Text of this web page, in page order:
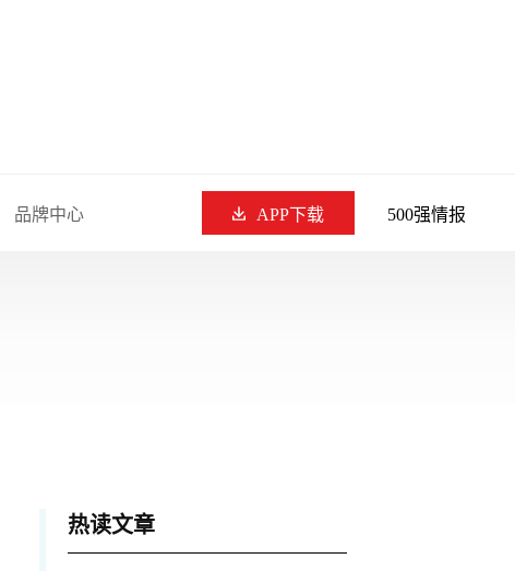
品牌中心 APP下载 500强情报
热读文章